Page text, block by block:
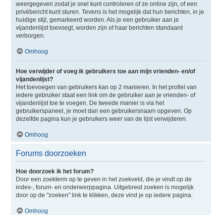
weergegeven zodat je snel kunt controleren of ze online zijn, of een
privébericht kunt sturen. Tevens is het mogelijk dat hun berichten, in je
huidige stijl, gemarkeerd worden. Als je een gebruiker aan je
vijandenlijst toevoegt, worden zijn of haar berichten standaard
verborgen.
Omhoog
Hoe verwijder of voeg ik gebruikers toe aan mijn vrienden- en/of
vijandenlijst?
Het toevoegen van gebruikers kan op 2 manieren. In het profiel van
iedere gebruiker staat een link om de gebruiker aan je vrienden- of
vijandenlijst toe te voegen. De tweede manier is via het
gebruikerspaneel, je moet dan een gebruikersnaam opgeven. Op
dezelfde pagina kun je gebruikers weer van de lijst verwijderen.
Omhoog
Forums doorzoeken
Hoe doorzoek ik het forum?
Door een zoekterm op te geven in het zoekveld, die je vindt op de
index-, forum- en onderwerppagina. Uitgebreid zoeken is mogelijk
door op de "zoeken" link te klikken, deze vind je op iedere pagina.
Omhoog